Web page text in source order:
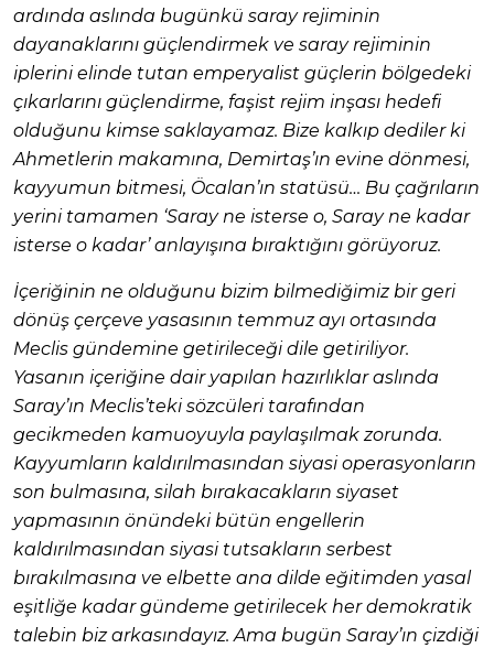
ardında aslında bugünkü saray rejiminin
dayanaklarını güçlendirmek ve saray rejiminin
iplerini elinde tutan emperyalist güçlerin bölgedeki
çıkarlarını güçlendirme, faşist rejim inşası hedefi
olduğunu kimse saklayamaz. Bize kalkıp dediler ki
Ahmetlerin makamına, Demirtaş’ın evine dönmesi,
kayyumun bitmesi, Öcalan’ın statüsü… Bu çağrıların
yerini tamamen ‘Saray ne isterse o, Saray ne kadar
isterse o kadar’ anlayışına bıraktığını görüyoruz.
İçeriğinin ne olduğunu bizim bilmediğimiz bir geri
dönüş çerçeve yasasının temmuz ayı ortasında
Meclis gündemine getirileceği dile getiriliyor.
Yasanın içeriğine dair yapılan hazırlıklar aslında
Saray’ın Meclis’teki sözcüleri tarafından
gecikmeden kamuoyuyla paylaşılmak zorunda.
Kayyumların kaldırılmasından siyasi operasyonların
son bulmasına, silah bırakacakların siyaset
yapmasının önündeki bütün engellerin
kaldırılmasından siyasi tutsakların serbest
bırakılmasına ve elbette ana dilde eğitimden yasal
eşitliğe kadar gündeme getirilecek her demokratik
talebin biz arkasındayız. Ama bugün Saray’ın çizdiği